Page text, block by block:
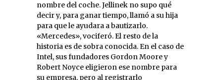
nombre del coche. Jellinek no supo qué
decir y, para ganar tiempo, llamó a su hija
para que le ayudara a bautizarlo.
«Mercedes», vociferó. El resto de la
historia es de sobra conocida. En el caso de
Intel, sus fundadores Gordon Moore y
Robert Noyce eligieron ese nombre para
su empresa, pero al registrarlo